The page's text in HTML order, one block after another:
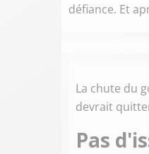
défiance. Et
La chute du
devrait
Pas